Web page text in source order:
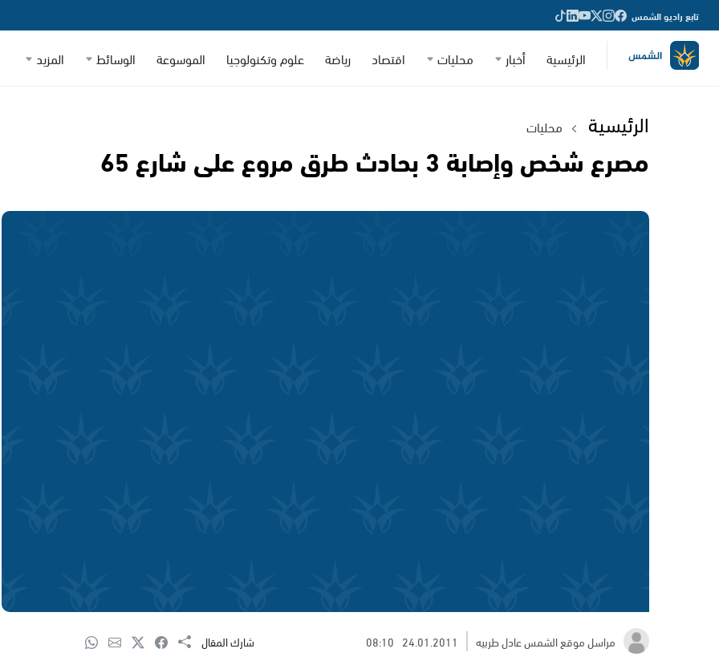
تابع راديو الشمس
الرئيسية أخبار محليات اقتصاد رياضة علوم وتكنولوجيا الموسوعة الوسائط المزيد
الرئيسية محليات
مصرع شخص وإصابة 3 بحادث طرق مروع على شارع 65
مراسل موقع الشمس عادل طربيه 24.01.2011
08:10 شارك المقال